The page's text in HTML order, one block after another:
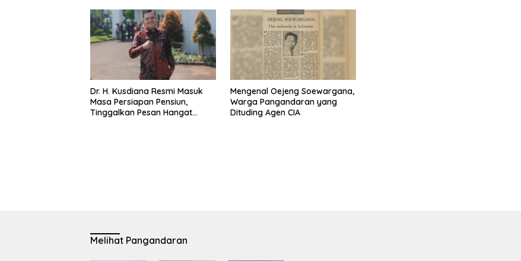
Dr. H. Kusdiana Resmi Masuk
Masa Persiapan Pensiun,
Tinggalkan Pesan Hangat
Mengenal Oejeng Soewargana,
Warga Pangandaran yang
Dituding Agen CIA
Melihat Pangandaran